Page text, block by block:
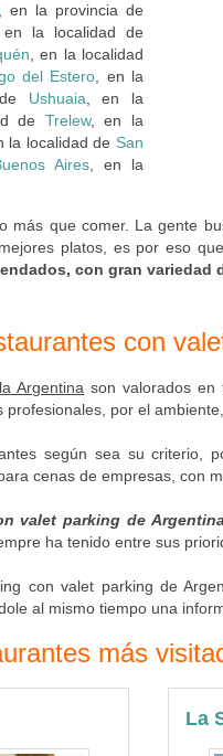
, en la provincia de
la localidad de
, en la localidad
del Estero , en la
Ushuaia , en la
de Trelew, en la
la localidad de San
Aires, en la
más que comer. La gente
platos, es por eso
con gran variedad
con
Argentina son valorados
por el
según sea su criterio,
cenas de empresas, con
valet parking de Argentina
ha tenido entre sus
con valet parking de
al mismo tiempo una
más
La